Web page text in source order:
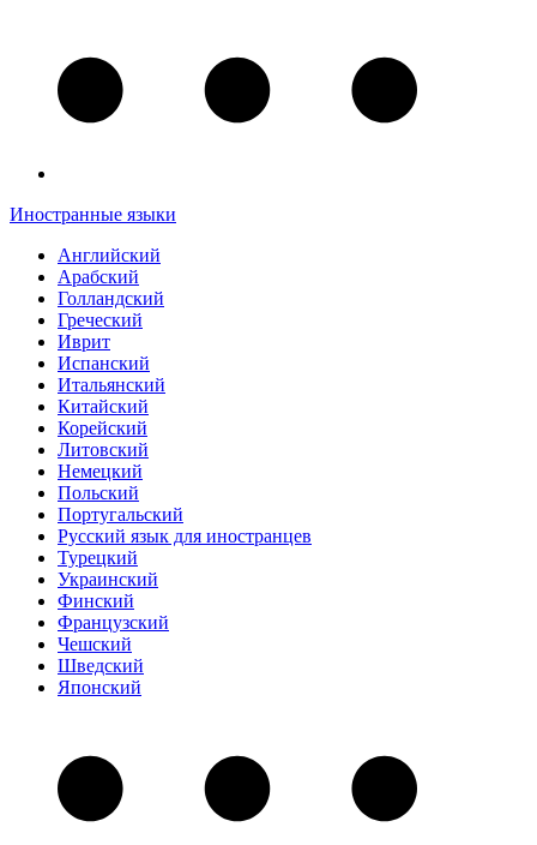
Иностранные языки
Английский
Арабский
Голландский
Греческий
Иврит
Испанский
Итальянский
Китайский
Корейский
Литовский
Немецкий
Польский
Португальский
Русский язык для иностранцев
Турецкий
Украинский
Финский
Французский
Чешский
Шведский
Японский